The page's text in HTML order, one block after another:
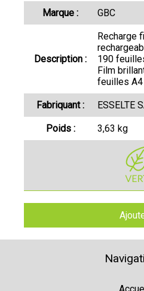
Marque : GBC
Description :
Recharge
190
Film
feuilles A4
Fabriquant : ESSELTE
Poids : 3,63 kg